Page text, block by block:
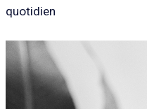
quotidien